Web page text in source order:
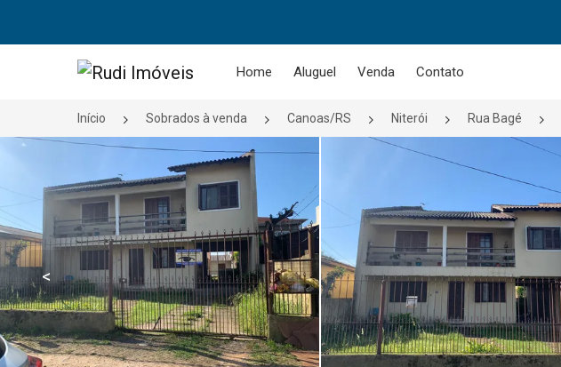
Página inicial Home Aluguel Venda Contato
Início Sobrados à venda Canoas/RS Niterói Rua Bagé
<